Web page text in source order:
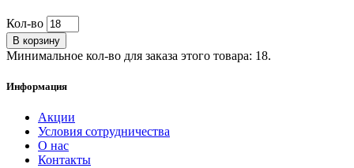
Кол-во
В корзину
Минимальное кол-во для заказа этого товара: 18.
Информация
Акции
Условия сотрудничества
О нас
Контакты